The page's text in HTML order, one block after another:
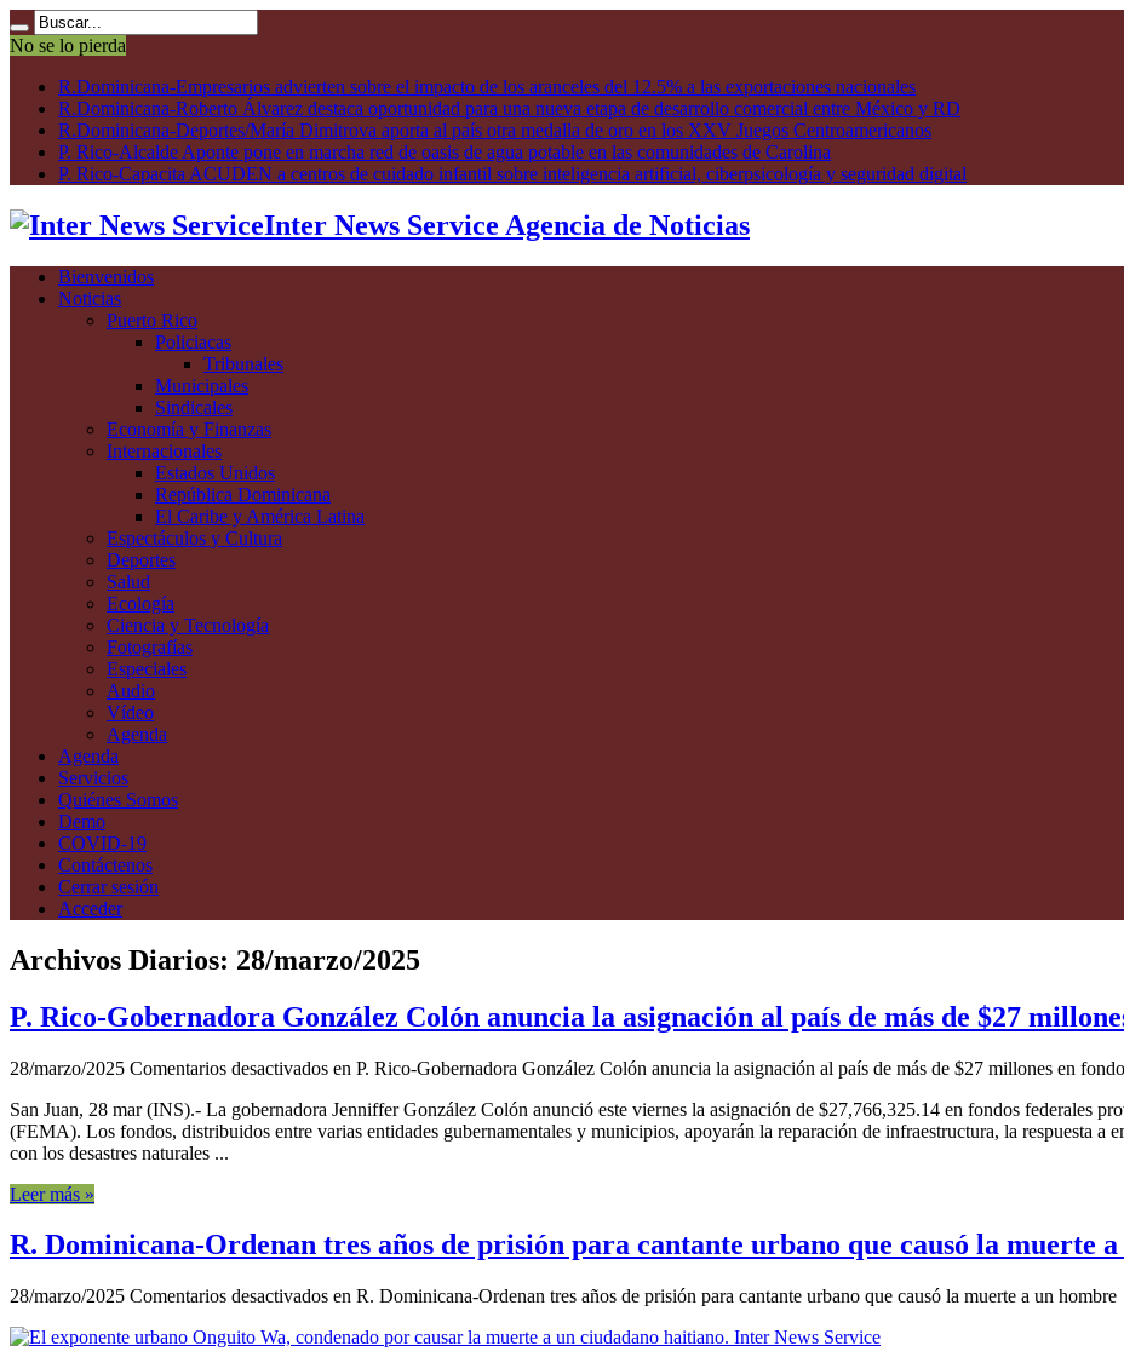
No se lo pierda
R.Dominicana-Empresarios advierten sobre el impacto de los aranceles del 12.5% a las exportaciones nacionales
R.Dominicana-Roberto Álvarez destaca oportunidad para una nueva etapa de desarrollo comercial entre México y RD
R.Dominicana-Deportes/María Dimitrova aporta al país otra medalla de oro en los XXV Juegos Centroamericanos
P. Rico-Alcalde Aponte pone en marcha red de oasis de agua potable en las comunidades de Carolina
P. Rico-Capacita ACUDEN a centros de cuidado infantil sobre inteligencia artificial, ciberpsicología y seguridad digital
Inter News Service Agencia de Noticias
Bienvenidos
Noticias
Puerto Rico
Policiacas
Tribunales
Municipales
Sindicales
Economía y Finanzas
Internacionales
Estados Unidos
República Dominicana
El Caribe y América Latina
Espectáculos y Cultura
Deportes
Salud
Ecología
Ciencia y Tecnología
Fotografías
Especiales
Audio
Vídeo
Agenda
Agenda
Servicios
Quiénes Somos
Demo
COVID-19
Contáctenos
Cerrar sesión
Acceder
Archivos Diarios: 28/marzo/2025
P. Rico-Gobernadora González Colón anuncia la asignación al país de más de $27
28/marzo/2025 Comentarios desactivados en P. Rico-Gobernadora González Colón anuncia la asignación al país de más de $27 millones en
San Juan, 28 mar (INS).- La gobernadora Jenniffer González Colón anunció este viernes la asignación de $27,766,325.14 en fondos federales
(FEMA). Los fondos, distribuidos entre varias entidades gubernamentales y municipios, apoyarán la reparación de infraestructura, la respuesta a
con los desastres naturales ...
Leer más »
R. Dominicana-Ordenan tres años de prisión para cantante urbano que causó la muerte
28/marzo/2025 Comentarios desactivados en R. Dominicana-Ordenan tres años de prisión para cantante urbano que causó la muerte a un hombre